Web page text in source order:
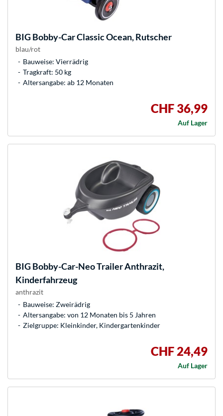
BIG Bobby-Car Classic Ocean, Rutscher
blau/rot
Bauweise: Vierrädrig
Tragkraft: 50 kg
Altersangabe: ab 12 Monaten
CHF 36,99
Auf Lager
BIG Bobby-Car-Neo Trailer Anthrazit,
Kinderfahrzeug
anthrazit
Bauweise: Zweirädrig
Altersangabe: von 12 Monaten bis 5 Jahren
Zielgruppe: Kleinkinder, Kindergartenkinder
CHF 24,49
Auf Lager